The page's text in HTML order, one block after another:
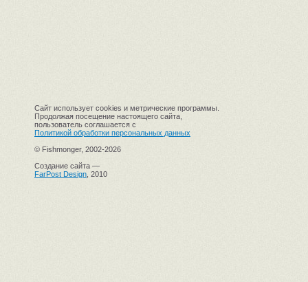
Сайт использует cookies и метрические программы.
Продолжая посещение настоящего сайта,
пользователь соглашается с
Политикой обработки персональных данных
© Fishmonger, 2002-2026
Создание сайта —
FarPost Design , 2010